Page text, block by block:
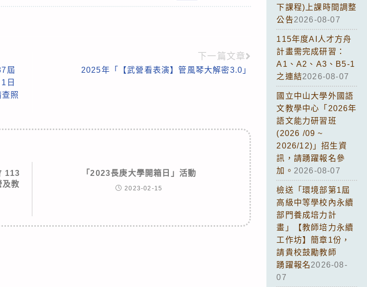
屆
日
照
下一篇文章
2025年「【武營看表演】管風琴大解密3.0」
113
及教
「2023長庚大學開箱日」活動
2023-02-15
下課程)上課時間調整
公告2026-08-07
115年度AI人才方舟
計畫需完成研習：
A1、A2、A3、B5-1
之連結2026-08-07
國立中山大學外國語
文教學中心「2026年
語文能力研習班
(2026 /09 ~
2026/12)」招生資
訊，請踴躍報名參
加。 2026-08-07
檢送「環境部第1屆
高級中等學校內永續
部門養成培力計
畫」【教師培力永續
工作坊】簡章1份，
請貴校鼓勵教師
踴躍報名2026-08-
07